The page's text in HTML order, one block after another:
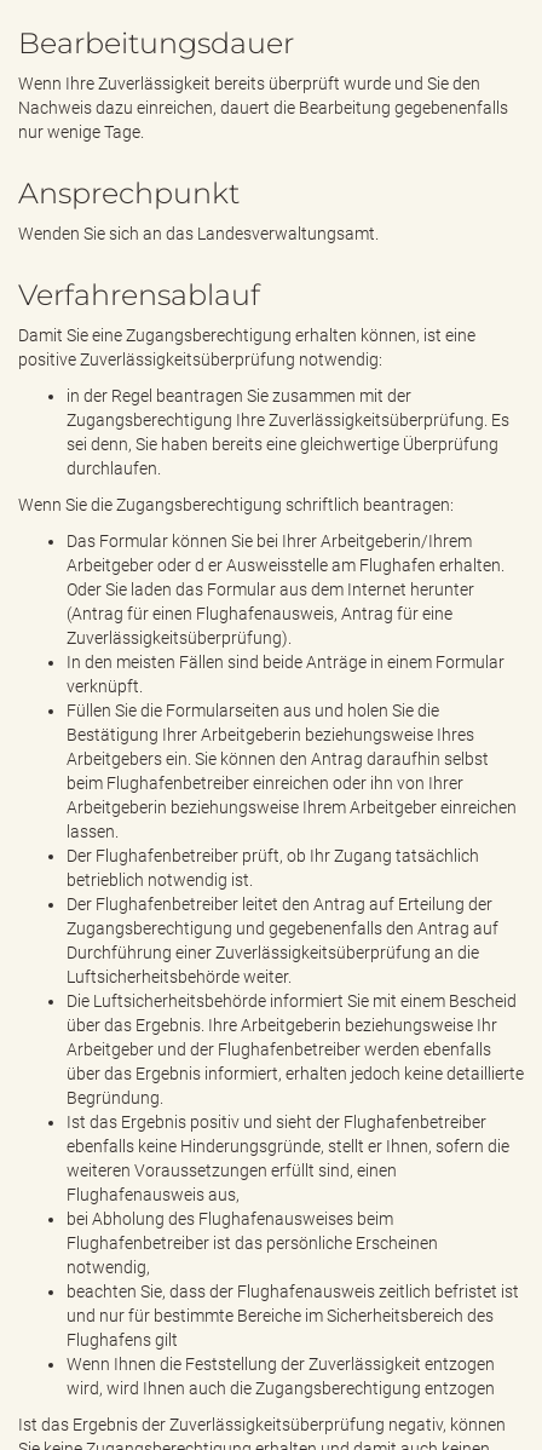
Bearbeitungsdauer
Wenn Ihre Zuverlässigkeit bereits überprüft wurde und Sie den
Nachweis dazu einreichen, dauert die Bearbeitung gegebenenfalls
nur wenige Tage.
Ansprechpunkt
Wenden Sie sich an das Landesverwaltungsamt.
Verfahrensablauf
Damit Sie eine Zugangsberechtigung erhalten können, ist eine
positive Zuverlässigkeitsüberprüfung notwendig:
in der Regel beantragen Sie zusammen mit der
Zugangsberechtigung Ihre Zuverlässigkeitsüberprüfung. Es
sei denn, Sie haben bereits eine gleichwertige Überprüfung
durchlaufen.
Wenn Sie die Zugangsberechtigung schriftlich beantragen:
Das Formular können Sie bei Ihrer Arbeitgeberin/Ihrem
Arbeitgeber oder d er Ausweisstelle am Flughafen erhalten.
Oder Sie laden das Formular aus dem Internet herunter
(Antrag für einen Flughafenausweis, Antrag für eine
Zuverlässigkeitsüberprüfung).
In den meisten Fällen sind beide Anträge in einem Formular
verknüpft.
Füllen Sie die Formularseiten aus und holen Sie die
Bestätigung Ihrer Arbeitgeberin beziehungsweise Ihres
Arbeitgebers ein. Sie können den Antrag daraufhin selbst
beim Flughafenbetreiber einreichen oder ihn von Ihrer
Arbeitgeberin beziehungsweise Ihrem Arbeitgeber einreichen
lassen.
Der Flughafenbetreiber prüft, ob Ihr Zugang tatsächlich
betrieblich notwendig ist.
Der Flughafenbetreiber leitet den Antrag auf Erteilung der
Zugangsberechtigung und gegebenenfalls den Antrag auf
Durchführung einer Zuverlässigkeitsüberprüfung an die
Luftsicherheitsbehörde weiter.
Die Luftsicherheitsbehörde informiert Sie mit einem Bescheid
über das Ergebnis. Ihre Arbeitgeberin beziehungsweise Ihr
Arbeitgeber und der Flughafenbetreiber werden ebenfalls
über das Ergebnis informiert, erhalten jedoch keine detaillierte
Begründung.
Ist das Ergebnis positiv und sieht der Flughafenbetreiber
ebenfalls keine Hinderungsgründe, stellt er Ihnen, sofern die
weiteren Voraussetzungen erfüllt sind, einen
Flughafenausweis aus,
bei Abholung des Flughafenausweises beim
Flughafenbetreiber ist das persönliche Erscheinen
notwendig,
beachten Sie, dass der Flughafenausweis zeitlich befristet ist
und nur für bestimmte Bereiche im Sicherheitsbereich des
Flughafens gilt
Wenn Ihnen die Feststellung der Zuverlässigkeit entzogen
wird, wird Ihnen auch die Zugangsberechtigung entzogen
Ist das Ergebnis der Zuverlässigkeitsüberprüfung negativ, können